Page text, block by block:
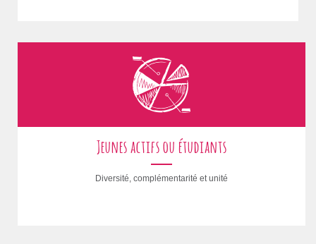
Jeunes actifs ou étudiants
Diversité, complémentarité et unité